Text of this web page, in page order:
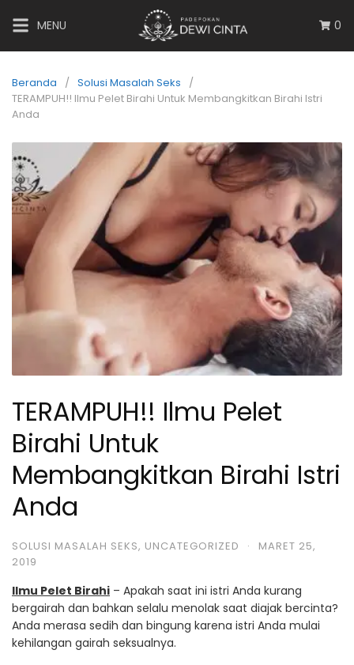
MENU 0
Beranda
Solusi Masalah Seks
TERAMPUH!! Ilmu Pelet Birahi Untuk Membangkitkan Birahi Istri
Anda
TERAMPUH!! Ilmu Pelet
Birahi Untuk
Membangkitkan Birahi Istri
Anda
SOLUSI MASALAH SEKS, UNCATEGORIZED ·
MARET 25,
2019
Ilmu Pelet Birahi – Apakah saat ini istri Anda kurang
bergairah dan bahkan selalu menolak saat diajak bercinta?
Anda merasa sedih dan bingung karena istri Anda mulai
kehilangan gairah seksualnya.